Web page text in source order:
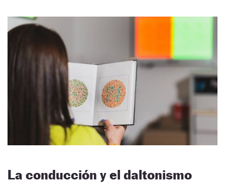
La conducción y el daltonismo